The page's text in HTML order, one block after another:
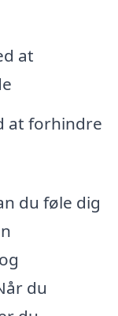
at
at forhindre
du føle dig
du